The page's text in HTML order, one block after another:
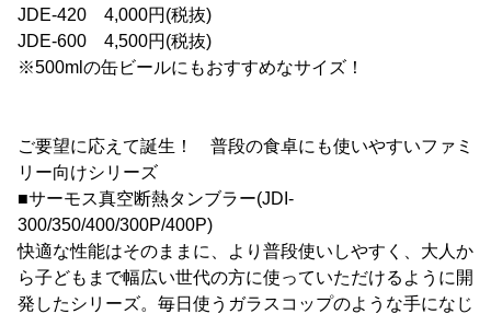
JDE-420 4,000円(税抜)
JDE-600 4,500円(税抜)
※500mlの缶ビールにもおすすめなサイズ！
ご要望に応えて誕生！ 普段の食卓にも使いやすいファミ
リー向けシリーズ
■サーモス真空断熱タンブラー(JDI-
300/350/400/300P/400P)
快適な性能はそのままに、より普段使いしやすく、大人か
ら子どもまで幅広い世代の方に使っていただけるように開
発したシリーズ。毎日使うガラスコップのような手になじ